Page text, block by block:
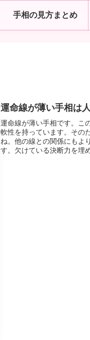
手相の見方まとめ
運命線が薄い手相は
運命線が薄い手相です。こ
軟性を持っています。その
ね。他の線との関係にもよ
す。欠けている決断力を埋